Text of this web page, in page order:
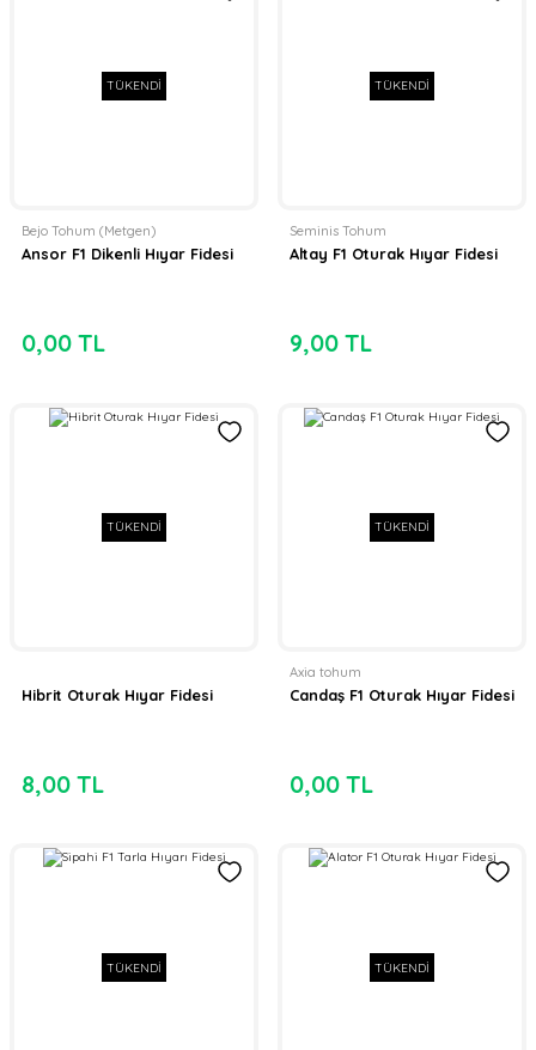
TÜKENDİ
Bejo Tohum (Metgen)
Ansor F1 Dikenli Hıyar Fidesi
0,00 TL
TÜKENDİ
Seminis Tohum
Altay F1 Oturak Hıyar Fidesi
9,00 TL
TÜKENDİ
Hibrit Oturak Hıyar Fidesi
8,00 TL
TÜKENDİ
Axia tohum
Candaş F1 Oturak Hıyar Fidesi
0,00 TL
TÜKENDİ TÜKENDİ